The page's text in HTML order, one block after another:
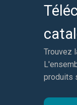
Trouvez
produits